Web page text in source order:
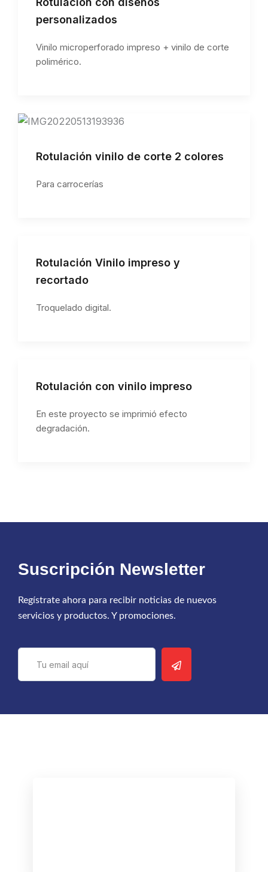
personalizados
Vinilo microperforado impreso + vinilo de corte
polimérico.
Rotulación vinilo de corte 2 colores
Para carrocerías
Rotulación Vinilo impreso y
recortado
Troquelado digital.
Rotulación con vinilo impreso
En este proyecto se imprimió efecto
degradación.
Suscripción Newsletter
Regístrate ahora para recibir noticias de nuevos
servicios y productos. Y promociones.